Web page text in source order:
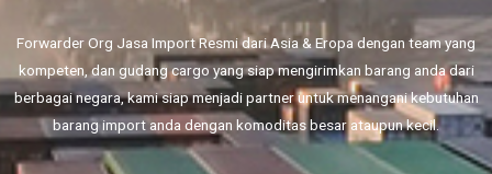
Forwarder Org Jasa Import Resmi dari Asia & Eropa dengan team yang
kompeten, dan gudang cargo yang siap mengirimkan barang anda dari
berbagai negara, kami siap menjadi partner untuk menangani kebutuhan
barang import anda dengan komoditas besar ataupun kecil.